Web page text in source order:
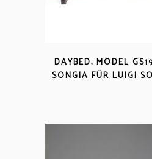
DAYBED, MODEL
SONGIA FÜR LUIGI